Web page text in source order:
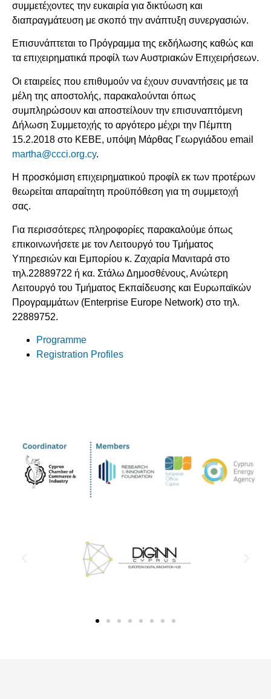
συμμετέχοντες την ευκαιρία για δικτύωση και
διαπραγμάτευση με σκοπό την ανάπτυξη συνεργασιών.
Επισυνάπτεται το Πρόγραμμα της εκδήλωσης καθώς και
τα επιχειρηματικά προφίλ των Αυστριακών Επιχειρήσεων.
Οι εταιρείες που επιθυμούν να έχουν συναντήσεις με τα
μέλη της αποστολής, παρακαλούνται όπως
συμπληρώσουν και αποστείλουν την επισυναπτόμενη
Δήλωση Συμμετοχής το αργότερο μέχρι την Πέμπτη
15.2.2018 στο ΚΕΒΕ, υπόψη Μάρθας Γεωργιάδου email
martha@ccci.org.cy.
H προσκόμιση επιχειρηματικού προφίλ εκ των προτέρων
θεωρείται απαραίτητη προϋπόθεση για τη συμμετοχή
σας.
Για περισσότερες πληροφορίες παρακαλούμε όπως
επικοινωνήσετε με τον Λειτουργό του Τμήματος
Υπηρεσιών και Εμπορίου κ. Ζαχαρία Μανιταρά στο
τηλ.22889722 ή κα. Στάλω Δημοσθένους, Ανώτερη
Λειτουργό του Τμήματος Εκπαίδευσης και Ευρωπαϊκών
Προγραμμάτων (Enterprise Europe Network) στο τηλ.
22889752.
Programme
Registration Profiles